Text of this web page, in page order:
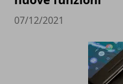
07/12/2021